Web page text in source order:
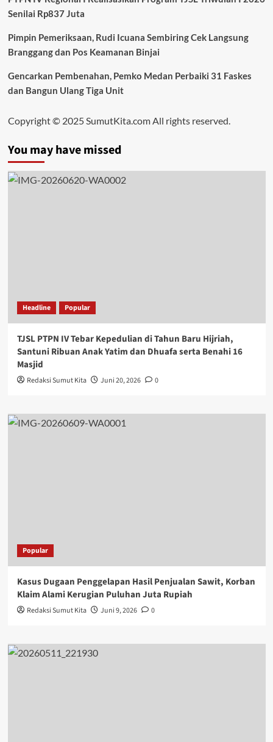
Senilai Rp837 Juta
Pimpin Pemeriksaan, Rudi Icuana Sembiring Cek Langsung
Branggang dan Pos Keamanan Binjai
Gencarkan Pembenahan, Pemko Medan Perbaiki 31 Faskes
dan Bangun Ulang Tiga Unit
Copyright © 2025 SumutKita.com All rights reserved.
You may have missed
Headline Popular
TJSL PTPN IV Tebar Kepedulian di Tahun Baru Hijriah,
Santuni Ribuan Anak Yatim dan Dhuafa serta Benahi 16
Masjid
Redaksi Sumut Kita Juni 20, 2026 0
Popular
Kasus Dugaan Penggelapan Hasil Penjualan Sawit, Korban
Klaim Alami Kerugian Puluhan Juta Rupiah
Redaksi Sumut Kita Juni 9, 2026 0